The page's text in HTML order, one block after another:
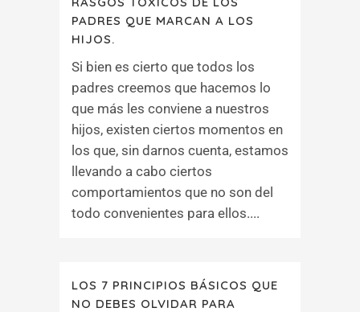
PADRES QUE MARCAN A LOS
HIJOS.
Si bien es cierto que todos los
padres creemos que hacemos lo
que más les conviene a nuestros
hijos, existen ciertos momentos en
los que, sin darnos cuenta, estamos
llevando a cabo ciertos
comportamientos que no son del
todo convenientes para ellos....
LOS 7 PRINCIPIOS BÁSICOS QUE
NO DEBES OLVIDAR PARA